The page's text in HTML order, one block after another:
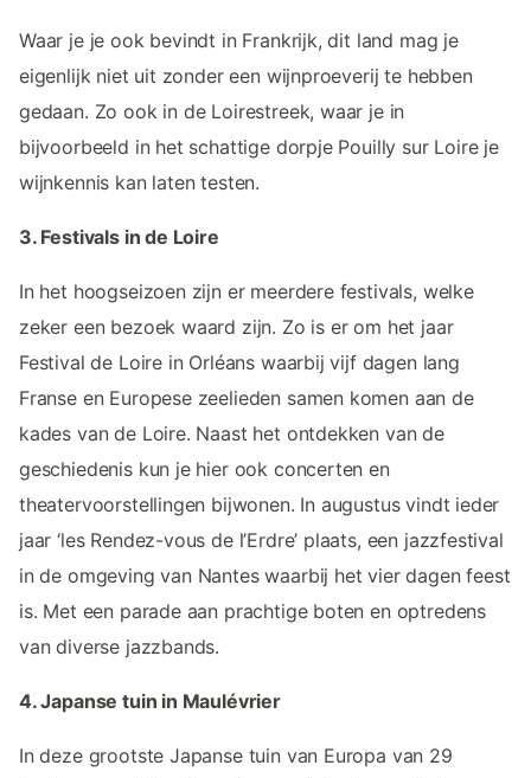
Waar je je ook bevindt in Frankrijk, dit land mag je
eigenlijk niet uit zonder een wijnproeverij te hebben
gedaan. Zo ook in de Loirestreek, waar je in
bijvoorbeeld in het schattige dorpje Pouilly sur Loire je
wijnkennis kan laten testen.
3. Festivals in de Loire
In het hoogseizoen zijn er meerdere festivals, welke
zeker een bezoek waard zijn. Zo is er om het jaar
Festival de Loire in Orléans waarbij vijf dagen lang
Franse en Europese zeelieden samen komen aan de
kades van de Loire. Naast het ontdekken van de
geschiedenis kun je hier ook concerten en
theatervoorstellingen bijwonen. In augustus vindt ieder
jaar ‘les Rendez-vous de l’Erdre’ plaats, een jazzfestival
in de omgeving van Nantes waarbij het vier dagen feest
is. Met een parade aan prachtige boten en optredens
van diverse jazzbands.
4. Japanse tuin in Maulévrier
In deze grootste Japanse tuin van Europa van 29